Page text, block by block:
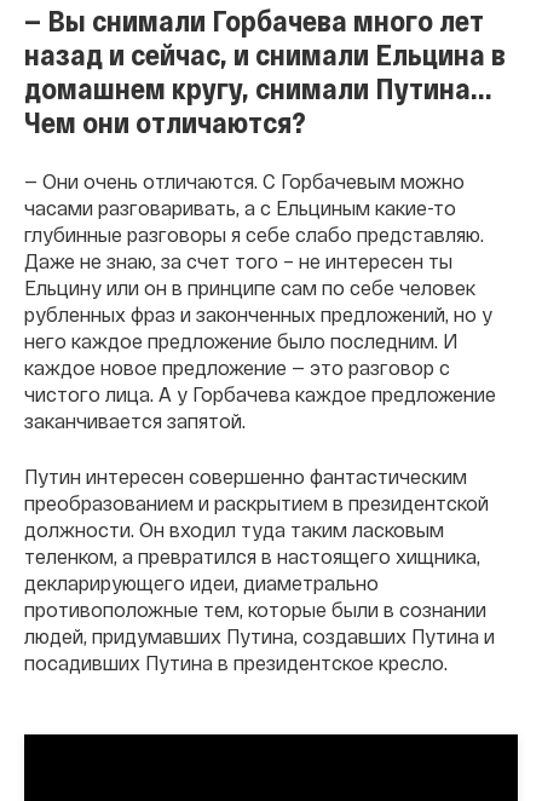
— Вы снимали Горбачева много лет
назад и сейчас, и снимали Ельцина в
домашнем кругу, снимали Путина...
Чем они отличаются?
— Они очень отличаются. С Горбачевым можно
часами разговаривать, а с Ельциным какие-то
глубинные разговоры я себе слабо представляю.
Даже не знаю, за счет того – не интересен ты
Ельцину или он в принципе сам по себе человек
рубленных фраз и законченных предложений, но у
него каждое предложение было последним. И
каждое новое предложение — это разговор с
чистого лица. А у Горбачева каждое предложение
заканчивается запятой.
Путин интересен совершенно фантастическим
преобразованием и раскрытием в президентской
должности. Он входил туда таким ласковым
теленком, а превратился в настоящего хищника,
декларирующего идеи, диаметрально
противоположные тем, которые были в сознании
людей, придумавших Путина, создавших Путина и
посадивших Путина в президентское кресло.